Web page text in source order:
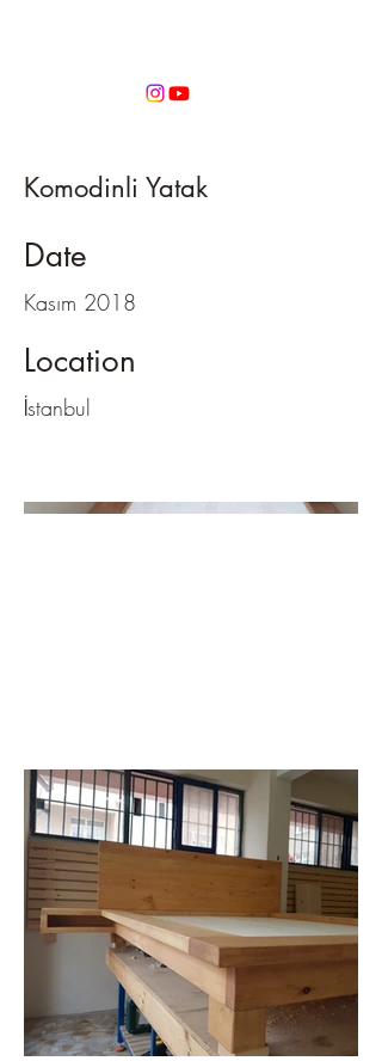
Komodinli Yatak
Date
Kasım 2018
Location
İstanbul